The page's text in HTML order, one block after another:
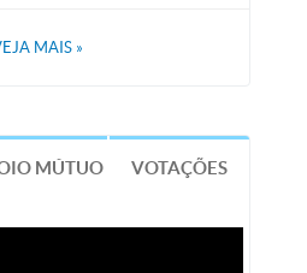
MAIS »
MÚTUO VOTAÇÕES